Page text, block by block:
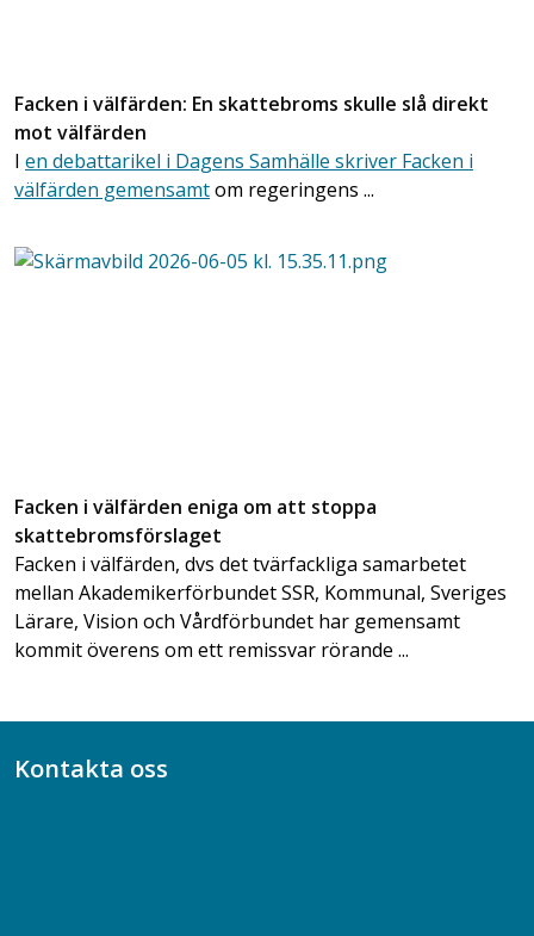
Facken i välfärden: En skattebroms skulle slå direkt
mot välfärden
I en debattarikel i Dagens Samhälle skriver Facken i
välfärden gemensamtom regeringens ...
Facken i välfärden eniga om att stoppa
skattebromsförslaget
Facken i välfärden, dvs det tvärfackliga samarbetet
mellan Akademikerförbundet SSR, Kommunal, Sveriges
Lärare, Vision och Vårdförbundet har gemensamt
kommit överens om ett remissvar rörande ...
Kontakta oss